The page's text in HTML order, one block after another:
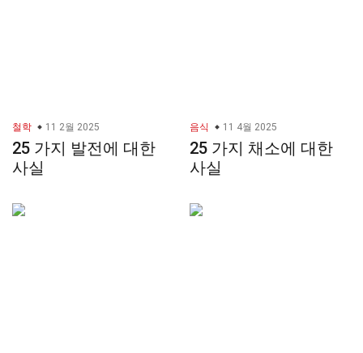
철학 11 2월 2025
25 가지 발전에 대한
사실
음식 11 4월 2025
25 가지 채소에 대한
사실